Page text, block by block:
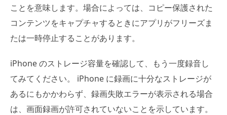
ことを意味します。場合によっては、コピー保護された
コンテンツをキャプチャするときにアプリがフリーズま
たは一時停止することがあります。
iPhone のストレージ容量を確認して、もう一度録音し
てみてください。 iPhone に録画に十分なストレージが
あるにもかかわらず、録画失敗エラーが表示される場合
は、画面録画が許可されていないことを示しています。